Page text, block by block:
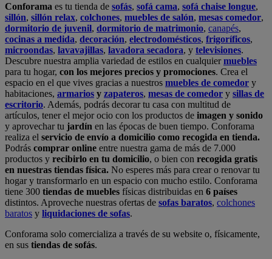
Conforama es tu tienda de sofás, sofá cama, sofá chaise longue,
sillón, sillón relax, colchones, muebles de salón, mesas comedor,
dormitorio de juvenil, dormitorio de matrimonio, canapés,
cocinas a medida, decoración, electrodomésticos, frigoríficos,
microondas, lavavajillas, lavadora secadora, y televisiones.
Descubre nuestra amplia variedad de estilos en cualquiermuebles
para tu hogar, con los mejores precios y promociones. Crea el
espacio en el que vives gracias a nuestros muebles de comedor y
habitaciones, armarios y zapateros, mesas de comedor y sillas de
escritorio. Además, podrás decorar tu casa con multitud de
artículos, tener el mejor ocio con los productos de imagen y sonido
y aprovechar tu jardín en las épocas de buen tiempo. Conforama
realiza el servicio de envío a domicilio como recogida en tienda.
Podrás comprar online entre nuestra gama de más de 7.000
productos y recibirlo en tu domicilio, o bien con recogida gratis
en nuestras tiendas física. No esperes más para crear o renovar tu
hogar y transformarlo en un espacio con mucho estilo. Conforama
tiene 300 tiendas de muebles físicas distribuidas en 6 países
distintos. Aproveche nuestras ofertas de sofas baratos, colchones
baratos y liquidaciones de sofas.
Conforama solo comercializa a través de su website o, físicamente,
en sus tiendas de sofás.